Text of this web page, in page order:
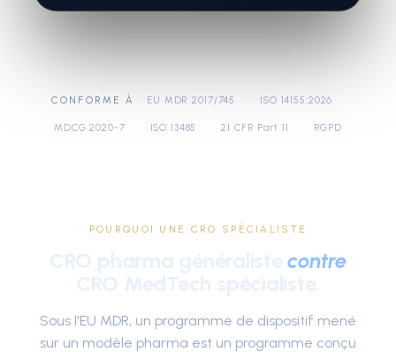
CONFORME À EU MDR 2017/745 ISO 14155:2026
MDCG 2020-7 ISO 13485 21 CFR Part 11 RGPD
POURQUOI UNE CRO SPÉCIALISTE
CRO pharma généralistecontre
Sous l'EU MDR, un programme de dispositif mené
sur un modèle pharma est un programme conçu